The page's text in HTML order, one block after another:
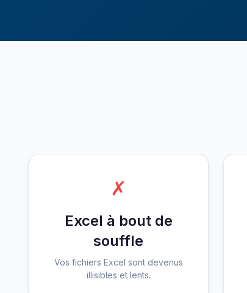
✗
Excel à bout de
souffle
Vos fichiers Excel sont devenus
illisibles et lents.